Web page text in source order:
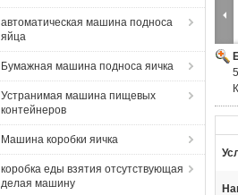
автоматическая машина подноса
яйца
Бумажная машина подноса яичка
Устранимая машина пищевых
контейнеров
Машина коробки яичка
коробка еды взятия отсутствующая
делая машину